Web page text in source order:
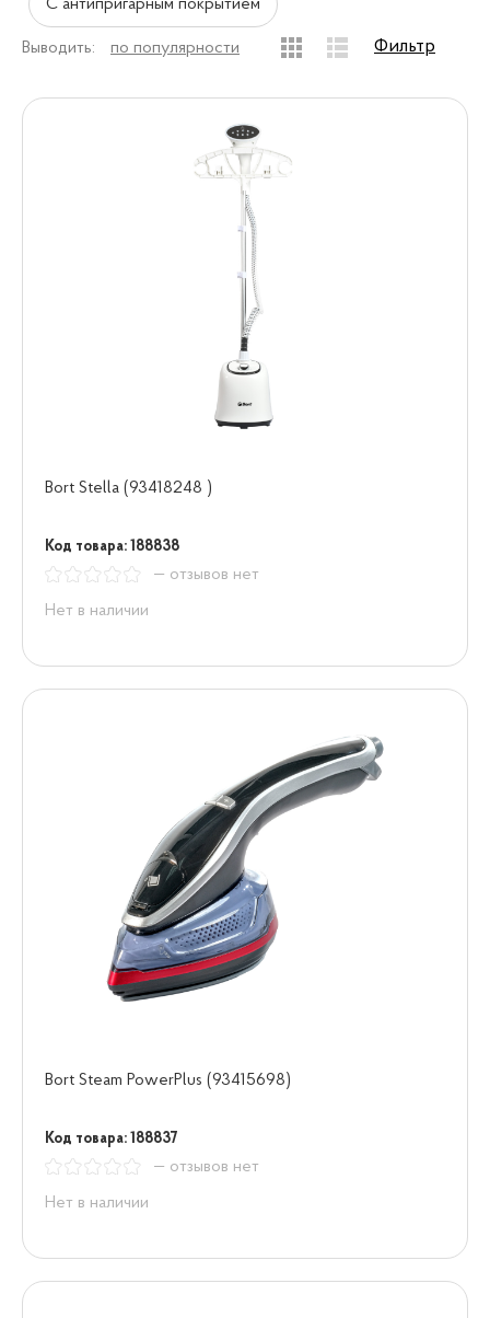
С антипригарным покрытием
Выводить: по популярности Фильтр
Bort Stella (93418248 )
Код товара: 188838
— отзывов нет
Нет в наличии
Bort Steam PowerPlus (93415698)
Код товара: 188837
— отзывов нет
Нет в наличии